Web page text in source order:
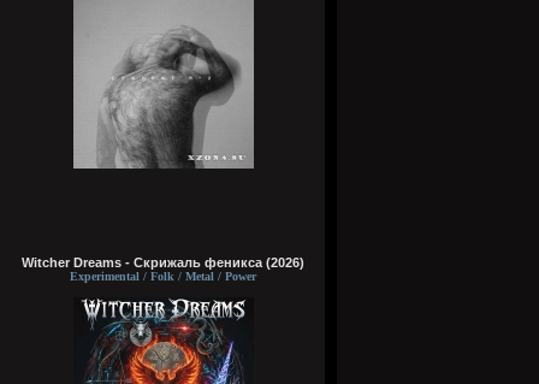
Witcher Dreams - Скрижаль феникса (2026)
Experimental / Folk / Metal / Power